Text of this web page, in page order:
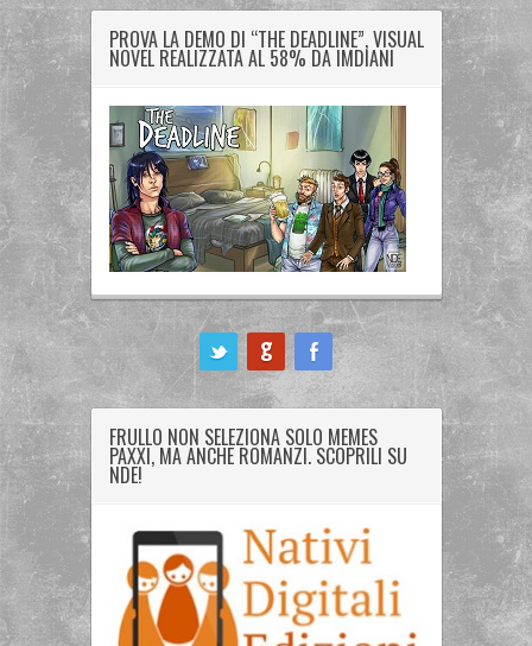
PROVA LA DEMO DI “THE DEADLINE”, VISUAL
NOVEL REALIZZATA AL 58% DA IMDIANI
FRULLO NON SELEZIONA SOLO MEMES
PAXXI, MA ANCHE ROMANZI. SCOPRILI SU
NDE!